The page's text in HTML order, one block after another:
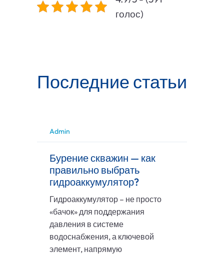
голос)
Последние статьи
Admin
Бурение скважин — как
правильно выбрать
гидроаккумулятор?
Гидроаккумулятор – не просто
«бачок» для поддержания
давления в системе
водоснабжения, а ключевой
элемент, напрямую